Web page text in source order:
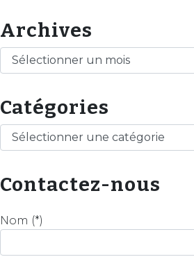
Archives
Archives
Catégories
Catégories
Contactez-nous
Nom (*)